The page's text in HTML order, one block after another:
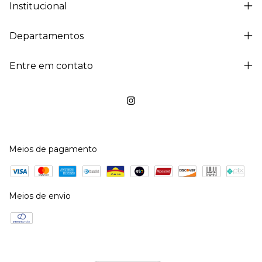
Institucional
Departamentos
Entre em contato
Meios de pagamento
Meios de envio